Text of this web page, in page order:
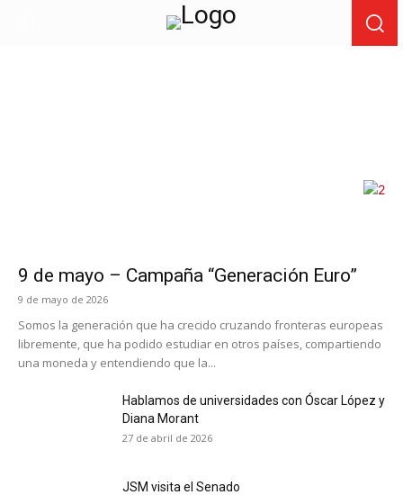
9 de mayo – Campaña “Generación Euro”
9 de mayo de 2026
Somos la generación que ha crecido cruzando fronteras europeas
libremente, que ha podido estudiar en otros países, compartiendo
una moneda y entendiendo que la...
Hablamos de universidades con Óscar López y
Diana Morant
27 de abril de 2026
JSM visita el Senado